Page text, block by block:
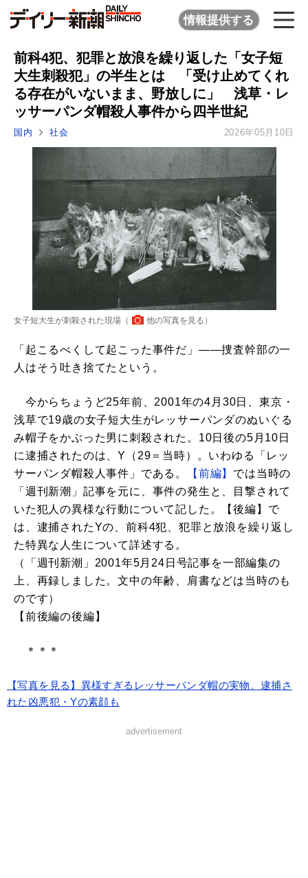
情報提供する
前科4犯、犯罪と放浪を繰り返した「女子短
大生刺殺犯」の半生とは 「受け止めてくれ
る存在がいないまま、野放しに」 浅草・レ
ッサーパンダ帽殺人事件から四半世紀
国内 社会 2026年05月10日
女子短大生が刺殺された現場（ 他の写真を見る ）
「起こるべくして起こった事件だ」――捜査幹部の一
人はそう吐き捨てたという。
今からちょうど25年前、2001年の4月30日、東京・
浅草で19歳の女子短大生がレッサーパンダのぬいぐる
み帽子をかぶった男に刺殺された。10日後の5月10日
に逮捕されたのは、Y（29＝当時）。いわゆる「レッ
サーパンダ帽殺人事件」である。
【前編】 では当時の
「週刊新潮」記事を元に、事件の発生と、目撃されて
いた犯人の異様な行動について記した。【後編】で
は、逮捕されたYの、前科4犯、犯罪と放浪を繰り返し
た特異な人生について詳述する。
（「週刊新潮」2001年5月24日号記事を一部編集の
上、再録しました。文中の年齢、肩書などは当時のも
のです）
【前後編の後編】
＊＊＊
【写真を見る】異様すぎるレッサーパンダ帽の実物。逮捕さ
れた凶悪犯・Yの素顔も
advertisement